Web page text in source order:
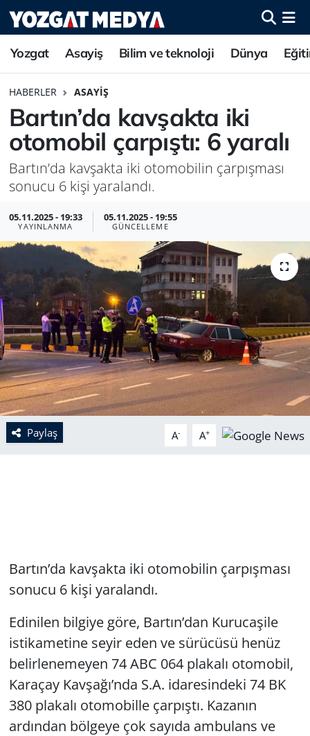
Yozgat Asayiş Bilim ve teknoloji Dünya
HABERLER ASAYIŞ
Bartın’da kavşakta iki
otomobil çarpıştı: 6 yaralı
Bartın’da kavşakta iki otomobilin çarpışması
sonucu 6 kişi yaralandı.
05.11.2025 - 19:33
YAYINLANMA
05.11.2025 - 19:55
GÜNCELLEME
Paylaş A- A+
Bartın’da kavşakta iki otomobilin çarpışması
sonucu 6 kişi yaralandı.
Edinilen bilgiye göre, Bartın’dan Kurucaşile
istikametine seyir eden ve sürücüsü henüz
belirlenemeyen 74 ABC 064 plakalı otomobil,
Karaçay Kavşağı’nda S.A. idaresindeki 74 BK
380 plakalı otomobille çarpıştı. Kazanın
ardından bölgeye çok sayıda ambulans ve